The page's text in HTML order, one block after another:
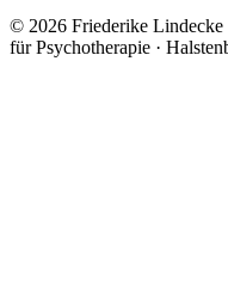
© 2026 Friederike Lindecke
für Psychotherapie ·